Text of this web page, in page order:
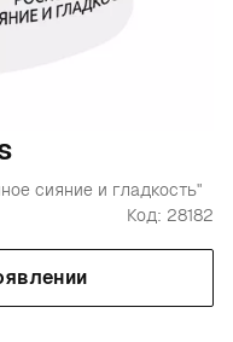
сияние и гладкость"
Код: 28182